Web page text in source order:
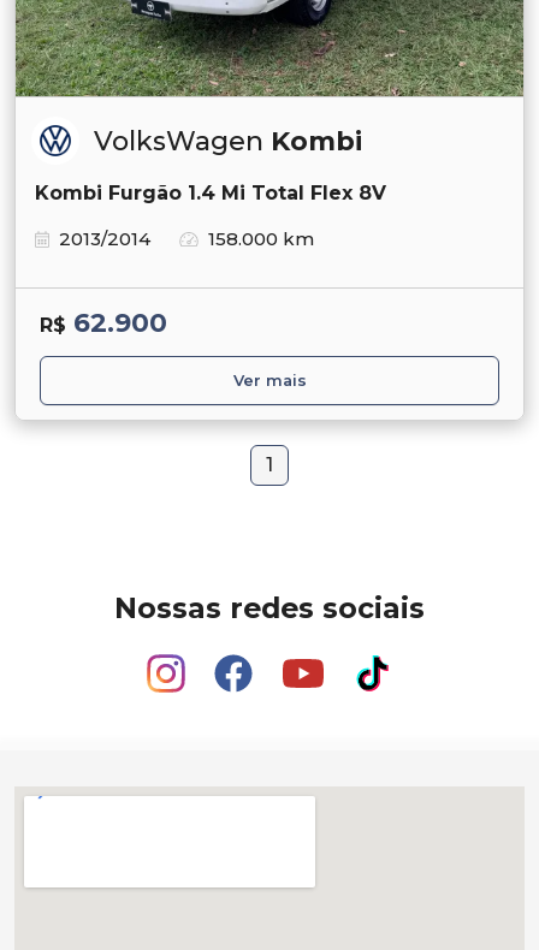
VolksWagen Kombi
Kombi Furgão 1.4 Mi Total Flex 8V
2013/2014
158.000 km
R$ 62.900
Ver mais
1
Nossas redes sociais